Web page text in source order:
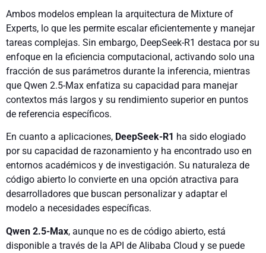
Ambos modelos emplean la arquitectura de Mixture of
Experts, lo que les permite escalar eficientemente y manejar
tareas complejas. Sin embargo, DeepSeek-R1 destaca por su
enfoque en la eficiencia computacional, activando solo una
fracción de sus parámetros durante la inferencia, mientras
que Qwen 2.5-Max enfatiza su capacidad para manejar
contextos más largos y su rendimiento superior en puntos
de referencia específicos.
En cuanto a aplicaciones, DeepSeek-R1 ha sido elogiado
por su capacidad de razonamiento y ha encontrado uso en
entornos académicos y de investigación. Su naturaleza de
código abierto lo convierte en una opción atractiva para
desarrolladores que buscan personalizar y adaptar el
modelo a necesidades específicas.
Qwen 2.5-Max, aunque no es de código abierto, está
disponible a través de la API de Alibaba Cloud y se puede